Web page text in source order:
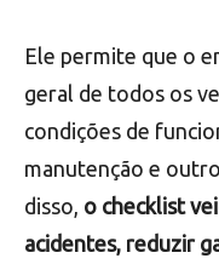
Ele permite que o
geral de todos os
condições de
manutenção e
disso, o checklist
acidentes, reduzir